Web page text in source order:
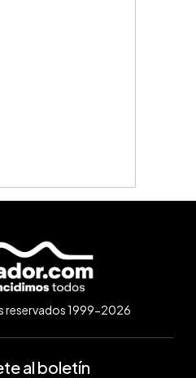
reservados 1999-2026
al boletín